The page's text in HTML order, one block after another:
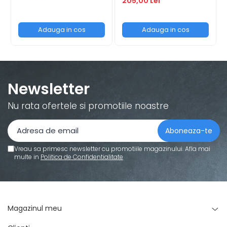
Unelte striere
Adauga in cos Adauga in cos
Newsletter
Nu rata ofertele si promotiile noastre
Vreau sa primesc newsletter cu promotiile magazinului. Afla mai
multe in Politica de Confidentialitate
Magazinul meu